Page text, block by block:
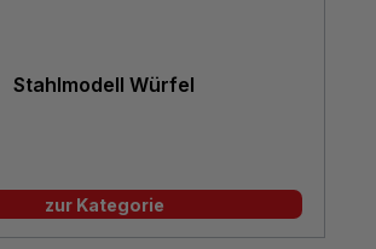
Stahlmodell Würfel
zur Kategorie